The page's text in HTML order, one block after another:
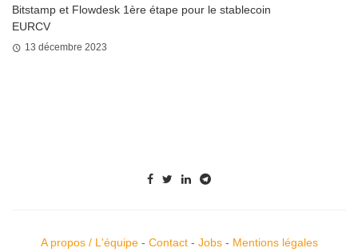
Bitstamp et Flowdesk 1ère étape pour le stablecoin
EURCV
13 décembre 2023
A propos / L'équipe- Contact- Jobs- Mentions légales